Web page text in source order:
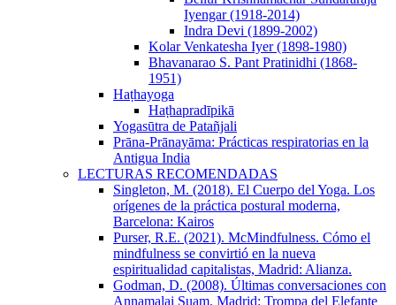
Iyengar (1918-2014)
Indra Devi (1899-2002)
Kolar Venkatesha Iyer (1898-1980)
Bhavanarao S. Pant Pratinidhi (1868-
1951)
Haṭhayoga
Haṭhapradīpikā
Yogasūtra de Patañjali
Prāna-Prānayāma: Prácticas respiratorias en la
Antigua India
LECTURAS RECOMENDADAS
Singleton, M. (2018). El Cuerpo del Yoga. Los
orígenes de la práctica postural moderna,
Barcelona: Kairos
Purser, R.E. (2021). McMindfulness. Cómo el
mindfulness se convirtió en la nueva
espiritualidad capitalistas, Madrid: Alianza.
Godman, D. (2008). Últimas conversaciones con
Annamalai Suam. Madrid: Trompa del Elefante